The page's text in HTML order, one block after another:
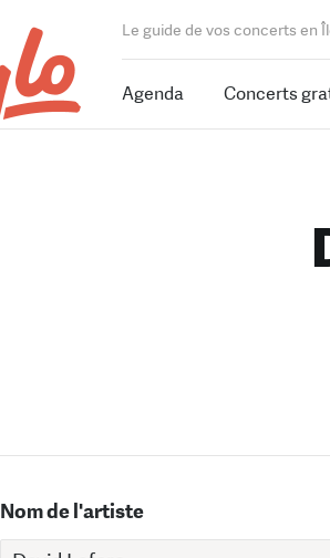
Le guide de vos concerts en
Agenda Concerts
Nom de l'artiste